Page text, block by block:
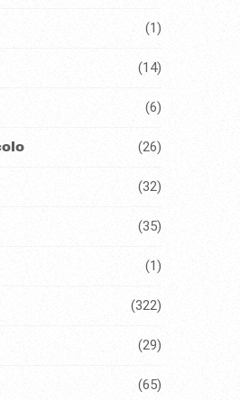
(1)
(14)
(6)
(26)
(32)
(35)
(1)
(322)
(29)
(65)